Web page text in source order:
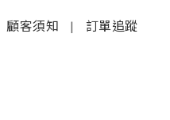
顧客須知 | 訂單追蹤